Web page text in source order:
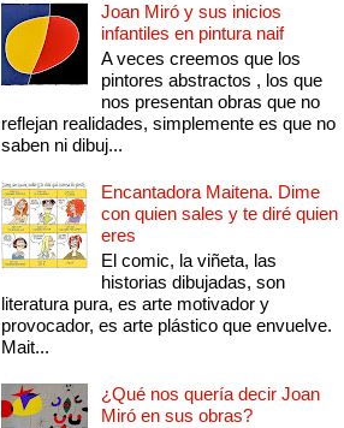
Joan Miró y sus inicios
infantiles en pintura naif
A veces creemos que los
pintores abstractos , los que
nos presentan obras que no
reflejan realidades, simplemente es que no
saben ni dibuj...
Encantadora Maitena. Dime
con quien sales y te diré quien
eres
El comic, la viñeta, las
historias dibujadas, son
literatura pura, es arte motivador y
provocador, es arte plástico que envuelve.
Mait...
¿Qué nos quería decir Joan
Miró en sus obras?